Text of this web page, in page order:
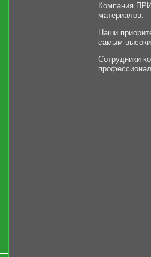
Компания
материалов.
Наши
самым
Сотрудники